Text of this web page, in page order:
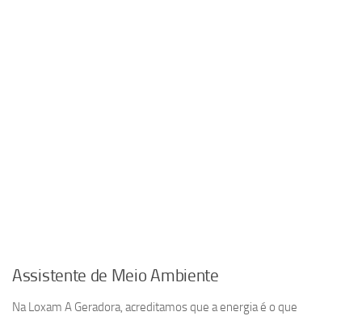
Assistente de Meio Ambiente
Na Loxam A Geradora, acreditamos que a energia é o que